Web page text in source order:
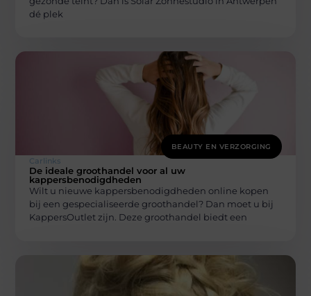
dé plek
BEAUTY EN VERZORGING
Carlinks
De ideale groothandel voor al uw
kappersbenodigdheden
Wilt u nieuwe kappersbenodigdheden online kopen
bij een gespecialiseerde groothandel? Dan moet u bij
KappersOutlet zijn. Deze groothandel biedt een